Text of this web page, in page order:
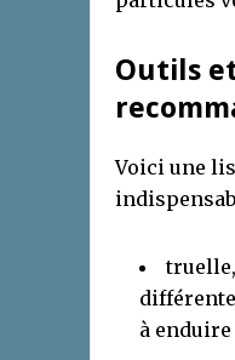
Outils
Voici une
à enduire